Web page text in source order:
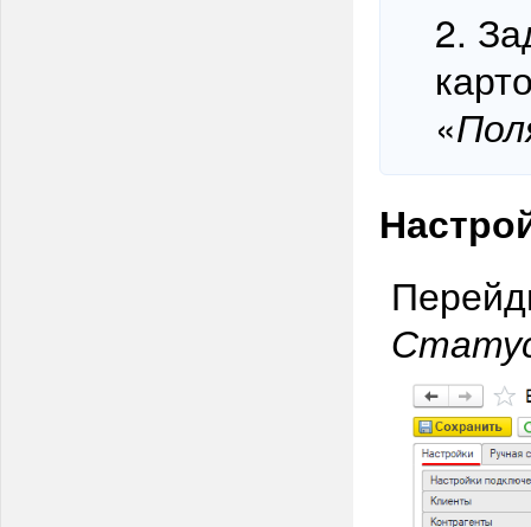
2.
«